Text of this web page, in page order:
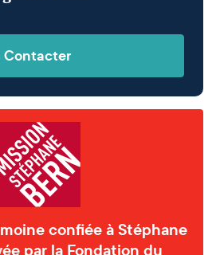
Contacter
confiée à Stéphane